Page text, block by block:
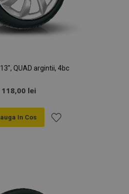
QUAD argintii, 4bc
118,00 lei
In Cos